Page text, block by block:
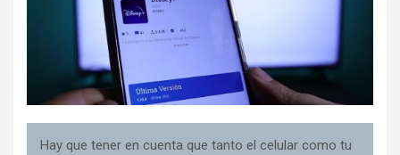
Hay que tener en cuenta que tanto el celular como tu